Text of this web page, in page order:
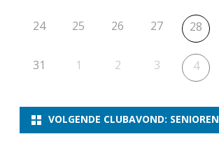
o
n
24 25 26 27 28
31 1 2 3 4
VOLGENDE CLUBAVOND: SENIOREN